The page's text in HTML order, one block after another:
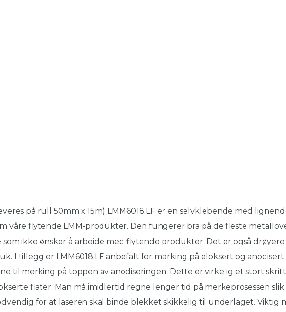
på rull 50mm x 15m) LMM6018.LF er en selvklebende med
våre flytende LMM-produkter. Den fungerer bra på de fleste
som ikke ønsker å arbeide med flytende produkter. Det er også
I tillegg er LMM6018.LF anbefalt for merking på eloksert og
til merking på toppen av anodiseringen. Dette er virkelig et stort
flater. Man må imidlertid regne lenger tid på merkeprosessen
for at laseren skal binde blekket skikkelig til underlaget. Viktig